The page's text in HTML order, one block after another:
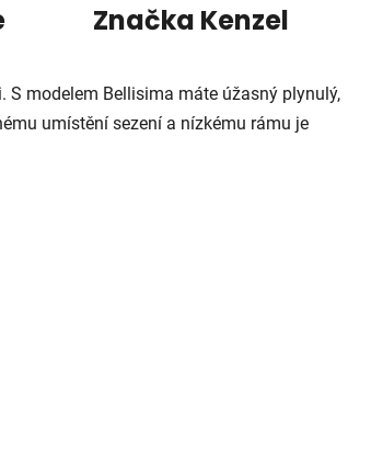
Značka Kenzel
S modelem Bellisima máte úžasný plynulý,
umístění sezení a nízkému rámu je